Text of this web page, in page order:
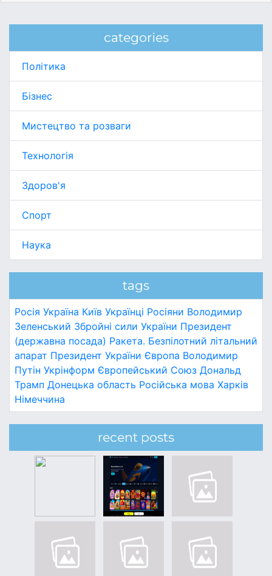
categories
Політика
Бізнес
Мистецтво та розваги
Технологія
Здоров'я
Спорт
Наука
tags
Росія Україна Київ Українці Росіяни Володимир
Зеленський Збройні сили України Президент
(державна посада) Ракета. Безпілотний літальний
апарат Президент України Європа Володимир
Путін Укрінформ Європейський Союз Дональд
Трамп Донецька область Російська мова Харків
Німеччина
recent posts